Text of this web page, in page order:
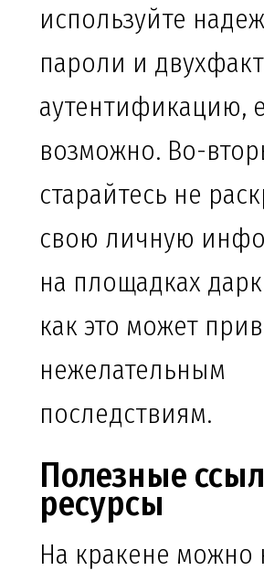
используйте
пароли и
аутентификацию,
возможно. Во-
старайтесь не
свою личную
на площадках
как это может
нежелательным
последствиям.
Полезные
ресурсы
На кракене можно